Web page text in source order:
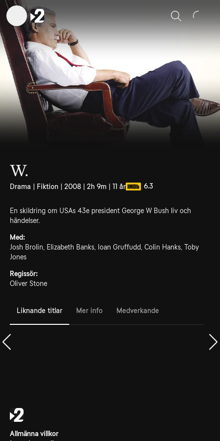
Sök
W.
Drama | Fiktion | 2008 | 2h 9m | 11 år 6.3
En skildring om USAs 43e president George W Bush liv och
händelser.
Med:
Josh Brolin, Elizabeth Banks, Ioan Gruffudd, Colin Hanks, Toby
Jones
Regissör:
Oliver Stone
Liknande titlar Mer info Medverkande
Allmänna villkor